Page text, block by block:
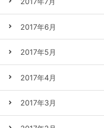
2017年6月
2017年5月
2017年4月
2017年3月